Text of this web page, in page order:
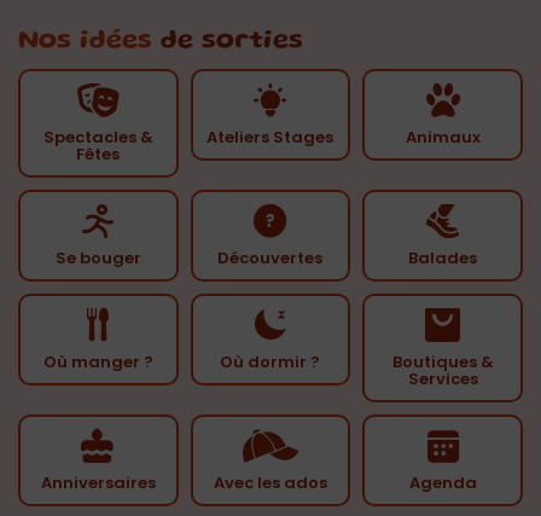
Nos idées de sorties
Spectacles &
Fêtes
Ateliers Stages Animaux
Se bouger Découvertes Balades
Où manger ? Où dormir ? Boutiques &
Services
Anniversaires Avec les ados Agenda